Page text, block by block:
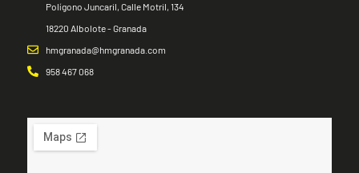
Polígono Juncaril, Calle Motril, 134
18220 Albolote - Granada
hmgranada@hmgranada.com
958 467 068